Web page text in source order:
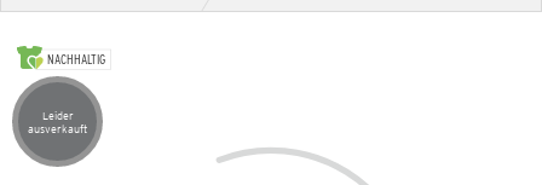
NACHHALTIG
Artikel leider ausverkauft
Leider
ausverkauft